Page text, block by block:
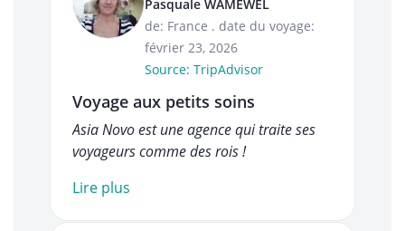
Pasquale WAMEWEL
de: France . date du voyage:
février 23, 2026
Source: TripAdvisor
Voyage aux petits soins
Asia Novo est une agence qui traite ses
voyageurs comme des rois !
Lire plus